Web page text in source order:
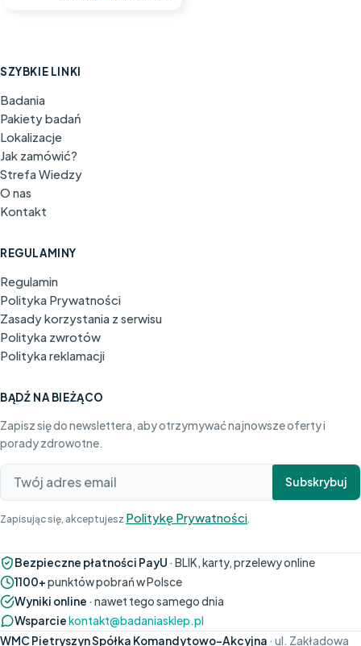
SZYBKIE LINKI
Badania
Pakiety badań
Lokalizacje
Jak zamówić?
Strefa Wiedzy
O nas
Kontakt
REGULAMINY
Regulamin
Polityka Prywatności
Zasady korzystania z serwisu
Polityka zwrotów
Polityka reklamacji
BĄDŹ NA BIEŻĄCO
Zapisz się do newslettera, aby otrzymywać najnowsze oferty i
porady zdrowotne.
Subskrybuj
Zapisując się, akceptujesz Politykę Prywatności.
Bezpieczne płatności PayU · BLIK, karty, przelewy online
1100+punktów pobrań w Polsce
Wyniki online · nawet tego samego dnia
Wsparciekontakt@badaniasklep.pl
WMC Pietryszyn Spółka Komandytowo-Akcyjna · ul. Zakładowa